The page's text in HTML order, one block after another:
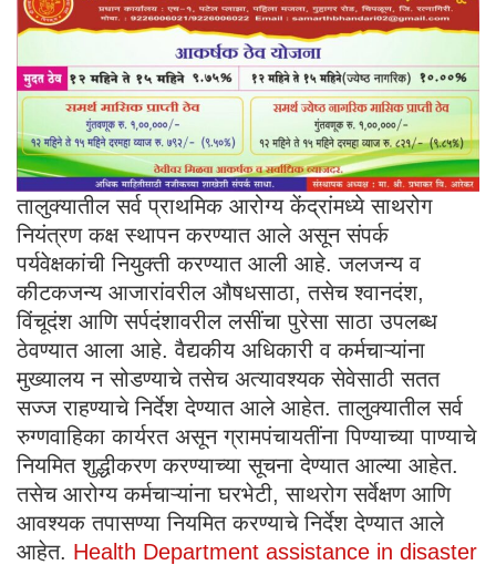
तालुक्यातील सर्व प्राथमिक आरोग्य केंद्रांमध्ये साथरोग
नियंत्रण कक्ष स्थापन करण्यात आले असून संपर्क
पर्यवेक्षकांची नियुक्ती करण्यात आली आहे. जलजन्य व
कीटकजन्य आजारांवरील औषधसाठा, तसेच श्वानदंश,
विंचूदंश आणि सर्पदंशावरील लसींचा पुरेसा साठा उपलब्ध
ठेवण्यात आला आहे. वैद्यकीय अधिकारी व कर्मचाऱ्यांना
मुख्यालय न सोडण्याचे तसेच अत्यावश्यक सेवेसाठी सतत
सज्ज राहण्याचे निर्देश देण्यात आले आहेत. तालुक्यातील सर्व
रुग्णवाहिका कार्यरत असून ग्रामपंचायतींना पिण्याच्या पाण्याचे
नियमित शुद्धीकरण करण्याच्या सूचना देण्यात आल्या आहेत.
तसेच आरोग्य कर्मचाऱ्यांना घरभेटी, साथरोग सर्वेक्षण आणि
आवश्यक तपासण्या नियमित करण्याचे निर्देश देण्यात आले
आहेत. Health Department assistance in disaster